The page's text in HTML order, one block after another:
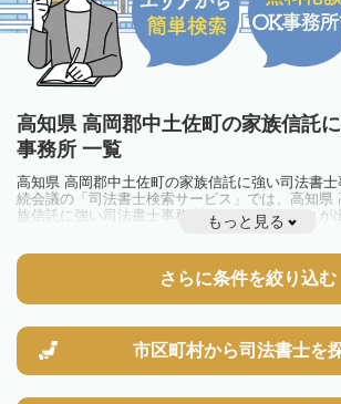
高知県 高岡郡中土佐町の家族信託
事務所 一覧
高知県 高岡郡中土佐町の家族信託に強い司法書
続会議の「司法書士検索サービス」では、高知県
族信託に強い司法書士事務所を一覧で見ることが
ブルやお悩みを抱えている方は一度近隣の司法書
もっと見る
さらに条件を絞り込む
市区町村から司法書士を